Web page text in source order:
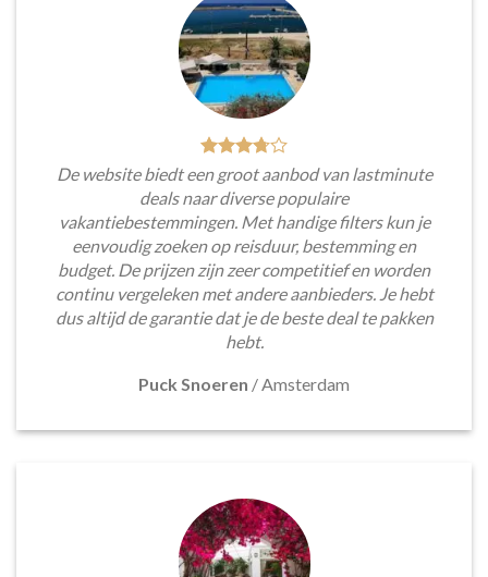
De website biedt een groot aanbod van lastminute
deals naar diverse populaire
vakantiebestemmingen. Met handige filters kun je
eenvoudig zoeken op reisduur, bestemming en
budget. De prijzen zijn zeer competitief en worden
continu vergeleken met andere aanbieders. Je hebt
dus altijd de garantie dat je de beste deal te pakken
hebt.
Puck Snoeren /Amsterdam